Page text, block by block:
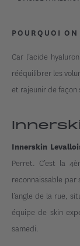
résorbables. La
zone traitée, le
POURQUOI ON
Car l’acide
rééquilibrer les
et rajeunir de façon
Innerskin
Perret. C’est la
reconnaissable
l’angle de la rue,
équipe de skin
samedi.